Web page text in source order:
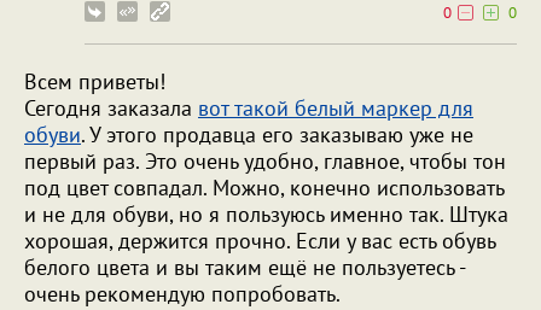
0
0
Всем приветы!
Сегодня заказала вот такой белый маркер для
обуви. У этого продавца его заказываю уже не
первый раз. Это очень удобно, главное, чтобы тон
под цвет совпадал. Можно, конечно использовать
и не для обуви, но я пользуюсь именно так. Штука
хорошая, держится прочно. Если у вас есть обувь
белого цвета и вы таким ещё не пользуетесь -
очень рекомендую попробовать.